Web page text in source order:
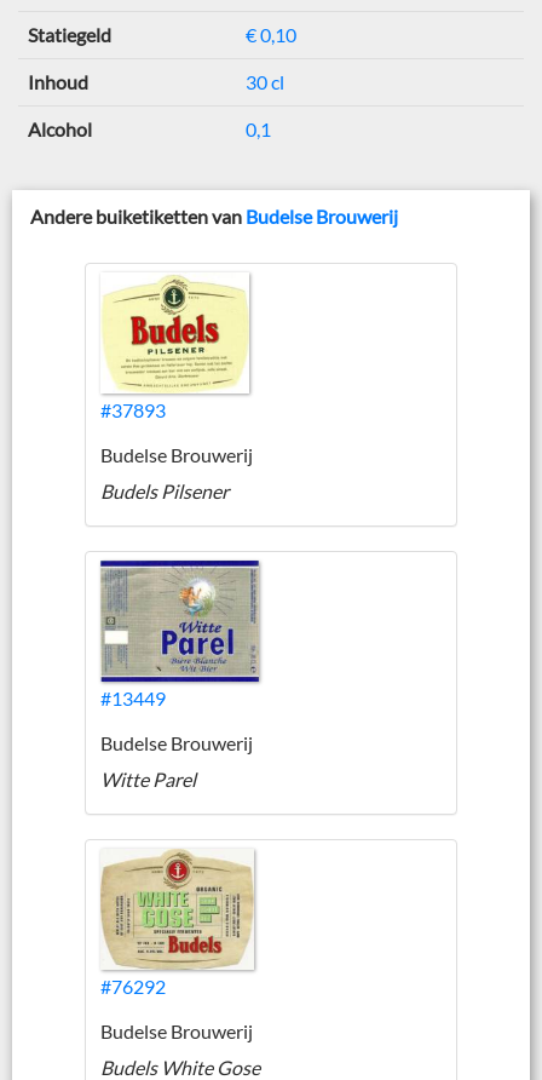
Statiegeld € 0,10
Inhoud 30 cl
Alcohol 0,1
Andere buiketiketten van Budelse Brouwerij
#37893
Budelse Brouwerij
Budels Pilsener
#13449
Budelse Brouwerij
Witte Parel
#76292
Budelse Brouwerij
Budels White Gose